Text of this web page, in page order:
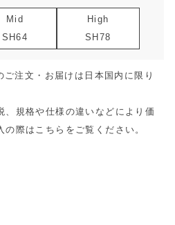
Mid
SH64
High
SH78
注文・お届けは日本国内に限り
、規格や仕様の違いなどにより価
の際は こちら をご覧ください。